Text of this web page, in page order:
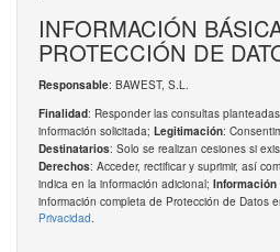
INFORMACIÓN
PROTECCIÓN DE
Responsable: BAWEST, S.L.
Finalidad: Responder las consultas
información solicitada; Legitimación:
Destinatarios: Solo se realizan cesiones si
Derechos: Acceder, rectificar y suprimir, así
indica en la información adicional; Información
información completa de Protección de Datos
Privacidad